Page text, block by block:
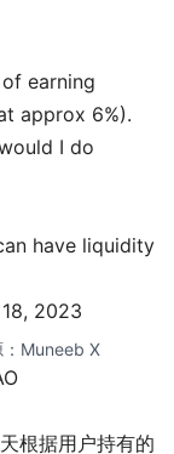
earning
approx 6%).
I do
have liquidity
2023
Muneeb X
根据用户持有的